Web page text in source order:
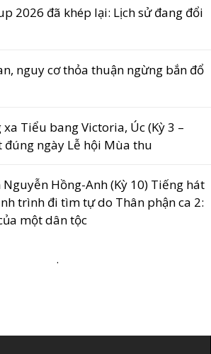
2026 đã khép lại: Lịch sử đang đổi
nguy cơ thỏa thuận ngừng bắn đổ
Tiểu bang Victoria, Úc (Kỳ 3 –
đúng ngày Lễ hội Mùa thu
Hồng-Anh (Kỳ 10) Tiếng hát
trình đi tìm tự do Thân phận ca 2:
một dân tộc
.